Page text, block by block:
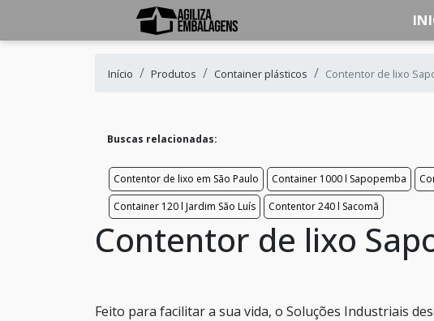
Início Produtos Container plásticos Contentor de lixo
Buscas relacionadas:
Contentor de lixo em São Paulo Container 1000 l Sapopemba
Container 120 l Jardim São Luís
Contentor 240 l Sacomã
Contentor de lixo
Feito para facilitar a sua vida, o Soluções Industriais